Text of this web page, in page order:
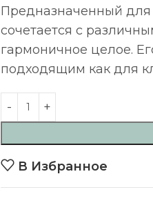
Предназначенный
сочетается с
гармоничное целое.
подходящим как для
В Избранное